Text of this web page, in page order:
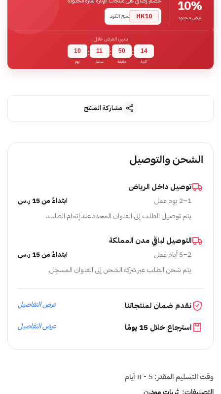
10%
عرض محدود
HK10
نسخ الكود
ينتهي العرض خلال
10
يوم
: 11
ساعة
: 50
دقيقة
: 13
ثانية
مشاركة المنتج
الشحن والتوصيل
توصيل داخل الرياض
1–2 يوم عمل
ابتداءً من 15 ر.س
يتم توصيل الطلب إلى العنوان المحدد عند إتمام الطلب.
التوصيل لباقي مدن المملكة
2–5 أيام عمل
ابتداءً من 15 ر.س
يتم شحن الطلب عبر شركة الشحن إلى العنوان المسجل.
نقدم ضمان لمنتجاتنا عرض التفاصيل
استرجاع خلال 15 يومًا عرض التفاصيل
وقت التسليم المقدر: 5 - 8 أيام